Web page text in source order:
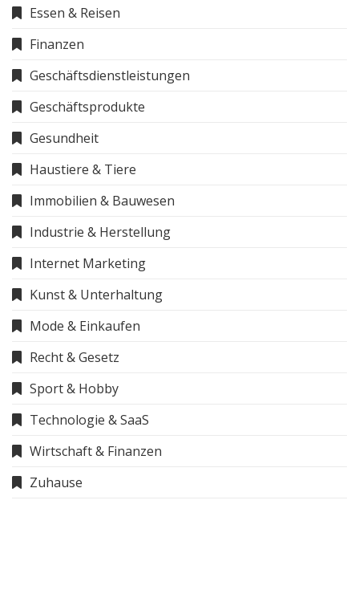
Essen & Reisen
Finanzen
Geschäftsdienstleistungen
Geschäftsprodukte
Gesundheit
Haustiere & Tiere
Immobilien & Bauwesen
Industrie & Herstellung
Internet Marketing
Kunst & Unterhaltung
Mode & Einkaufen
Recht & Gesetz
Sport & Hobby
Technologie & SaaS
Wirtschaft & Finanzen
Zuhause